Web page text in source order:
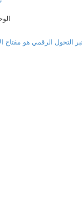
التحول الرقمي هو مفتاح